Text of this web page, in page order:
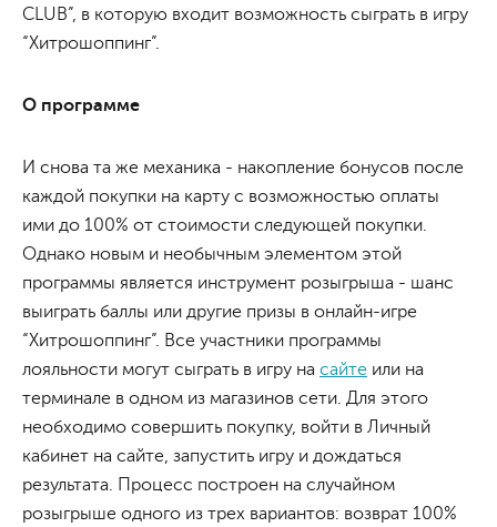
CLUB”, в которую входит возможность сыграть в игру
“Хитрошоппинг”.
О программе
И снова та же механика - накопление бонусов после
каждой покупки на карту с возможностью оплаты
ими до 100% от стоимости следующей покупки.
Однако новым и необычным элементом этой
программы является инструмент розыгрыша - шанс
выиграть баллы или другие призы в онлайн-игре
“Хитрошоппинг”. Все участники программы
лояльности могут сыграть в игру на сайте или на
терминале в одном из магазинов сети. Для этого
необходимо совершить покупку, войти в Личный
кабинет на сайте, запустить игру и дождаться
результата. Процесс построен на случайном
розыгрыше одного из трех вариантов: возврат 100%